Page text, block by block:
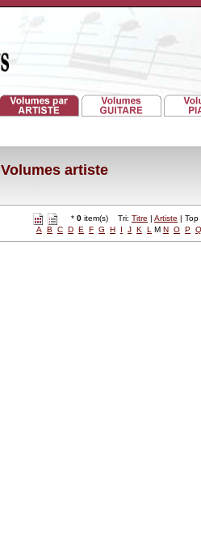
Volumes artiste
* 0 item(s) Tri: Titre | Artiste |
A
B C D E F G H I J K L M N O P Q